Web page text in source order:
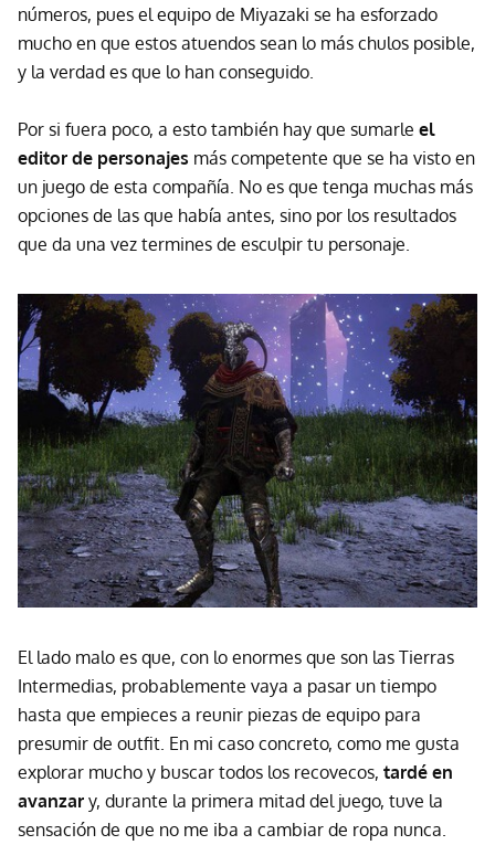
números, pues el equipo de Miyazaki se ha esforzado
mucho en que estos atuendos sean lo más chulos posible,
y la verdad es que lo han conseguido.
Por si fuera poco, a esto también hay que sumarle el
editor de personajes más competente que se ha visto en
un juego de esta compañía. No es que tenga muchas más
opciones de las que había antes, sino por los resultados
que da una vez termines de esculpir tu personaje.
El lado malo es que, con lo enormes que son las Tierras
Intermedias, probablemente vaya a pasar un tiempo
hasta que empieces a reunir piezas de equipo para
presumir de outfit. En mi caso concreto, como me gusta
explorar mucho y buscar todos los recovecos, tardé en
avanzar y, durante la primera mitad del juego, tuve la
sensación de que no me iba a cambiar de ropa nunca.